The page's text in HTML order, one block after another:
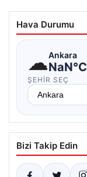
Hava Durumu
☁Ankara
NaN°C
ŞEHIR SEÇ
Bizi Takip Edin